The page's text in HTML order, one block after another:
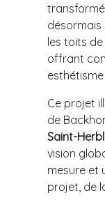
désormais
les toits
offrant
Ce projet
de
Saint-
vision
mesure et
projet, de